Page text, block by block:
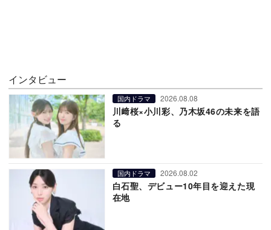
インタビュー
国内ドラマ 2026.08.08
川﨑桜×小川彩、乃木坂46の未来を語
る
国内ドラマ 2026.08.02
白石聖、デビュー10年目を迎えた現
在地